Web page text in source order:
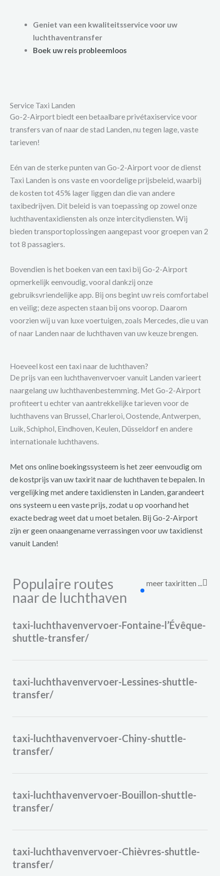
Geniet van een kwaliteitsservice voor uw
luchthaventransfer
Boek uw reis probleemloos
Service Taxi Landen
Go-2-Airport biedt een betaalbare privétaxiservice voor
transfers van of naar de stad Landen, nu tegen lage, vaste
tarieven!
Eén van de sterke punten van Go-2-Airport voor de dienst
Taxi Landen is ons vaste en voordelige prijsbeleid, waarbij
de kosten tot 45% lager liggen dan die van andere
taxibedrijven. Dit beleid is van toepassing op zowel onze
luchthaventaxidiensten als onze intercitydiensten. Wij
bieden transportoplossingen aangepast voor groepen van 2
tot 8 passagiers.
Bovendien is het boeken van een taxi bij Go-2-Airport
opmerkelijk eenvoudig, vooral dankzij onze
gebruiksvriendelijke app. Bij ons begint uw reis comfortabel
en veilig; deze aspecten staan bij ons voorop. Daarom
voorzien wij u van luxe voertuigen, zoals Mercedes, die u van
of naar Landen naar de luchthaven van uw keuze brengen.
Hoeveel kost een taxi naar de luchthaven?
De prijs van een luchthavenvervoer vanuit Landen varieert
naargelang uw luchthavenbestemming. Met Go-2-Airport
profiteert u echter van aantrekkelijke tarieven voor de
luchthavens van Brussel, Charleroi, Oostende, Antwerpen,
Luik, Schiphol, Eindhoven, Keulen, Düsseldorf en andere
internationale luchthavens.
Met ons online boekingssysteem is het zeer eenvoudig om
de kostprijs van uw taxirit naar de luchthaven te bepalen. In
vergelijking met andere taxidiensten in Landen, garandeert
ons systeem u een vaste prijs, zodat u op voorhand het
exacte bedrag weet dat u moet betalen. Bij Go-2-Airport
zijn er geen onaangename verrassingen voor uw taxidienst
vanuit Landen!
Populaire routes
naar de luchthaven
meer taxiritten ...
taxi-luchthavenvervoer-Fontaine-l’Évêque-
shuttle-transfer/
taxi-luchthavenvervoer-Lessines-shuttle-
transfer/
taxi-luchthavenvervoer-Chiny-shuttle-
transfer/
taxi-luchthavenvervoer-Bouillon-shuttle-
transfer/
taxi-luchthavenvervoer-Chièvres-shuttle-
transfer/